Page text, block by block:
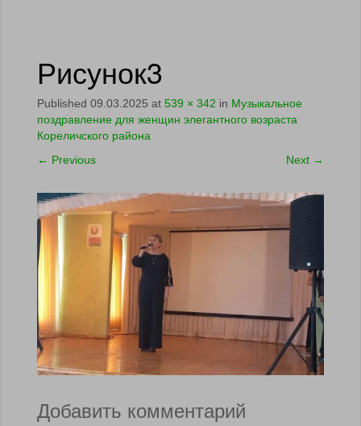
Рисунок3
Published 09.03.2025 at 539 × 342 in Музыкальное
поздравление для женщин элегантного возраста
Кореличского района
← Previous Next →
Добавить комментарий